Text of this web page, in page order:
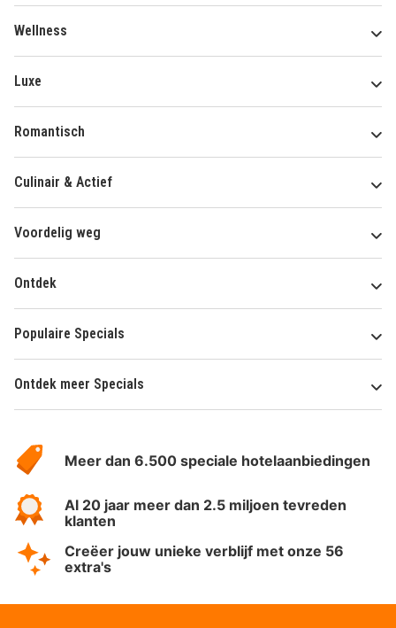
Wellness
Luxe
Romantisch
Culinair & Actief
Voordelig weg
Ontdek
Populaire Specials
Ontdek meer Specials
HotelSpecials
Meer dan 6.500 speciale hotelaanbiedingen
Al 20 jaar meer dan 2.5 miljoen tevreden
klanten
Creëer jouw unieke verblijf met onze 56
extra's